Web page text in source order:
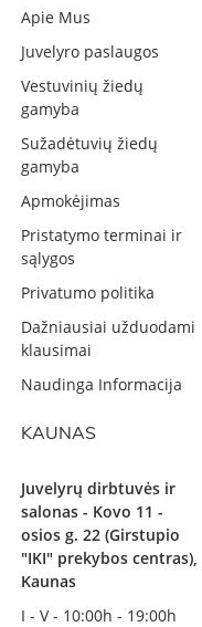
Apie Mus
Juvelyro paslaugos
Vestuvinių žiedų
gamyba
Sužadėtuvių žiedų
gamyba
Apmokėjimas
Pristatymo terminai ir
sąlygos
Privatumo politika
Dažniausiai užduodami
klausimai
Naudinga Informacija
KAUNAS
Juvelyrų dirbtuvės ir
salonas - Kovo 11 -
osios g. 22 (Girstupio
"IKI" prekybos centras),
Kaunas
I - V - 10:00h - 19:00h